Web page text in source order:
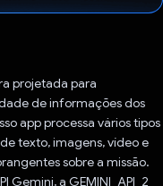
projetada para
de informações dos
app processa vários tipos
texto, imagens, vídeo e
sobre a missão.
Gemini, a GEMINI_API_2